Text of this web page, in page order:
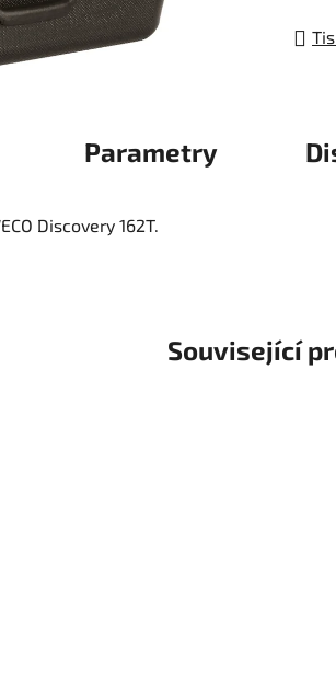
Parametry
Discovery 162T.
Související